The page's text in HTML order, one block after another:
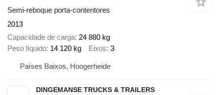
Semi-reboque porta-contentores
2013
Capacidade de carga 24 880 kg
Peso líquido 14 120 kg Eixos 3
Países Baixos, Hoogerheide
DINGEMANSE TRUCKS & TRAILERS